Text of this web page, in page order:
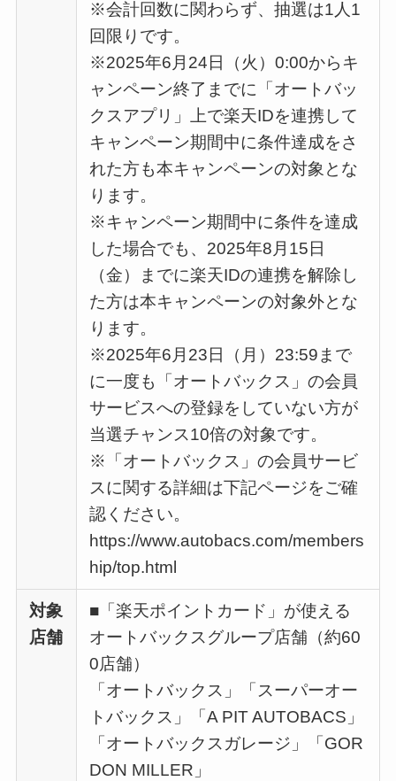
※会計回数に関わらず、抽選は1人1
回限りです。
※2025年6月24日（火）0:00からキ
ャンペーン終了までに「オートバッ
クスアプリ」上で楽天IDを連携して
キャンペーン期間中に条件達成をさ
れた方も本キャンペーンの対象とな
ります。
※キャンペーン期間中に条件を達成
した場合でも、2025年8月15日
（金）までに楽天IDの連携を解除し
た方は本キャンペーンの対象外とな
ります。
※2025年6月23日（月）23:59まで
に一度も「オートバックス」の会員
サービスへの登録をしていない方が
当選チャンス10倍の対象です。
※「オートバックス」の会員サービ
スに関する詳細は下記ページをご確
認ください。
https://www.autobacs.com/members
hip/top.html
対象
店舗
■「楽天ポイントカード」が使える
オートバックスグループ店舗（約60
0店舗）
「オートバックス」「スーパーオー
トバックス」「A PIT AUTOBACS」
「オートバックスガレージ」「GOR
DON MILLER」